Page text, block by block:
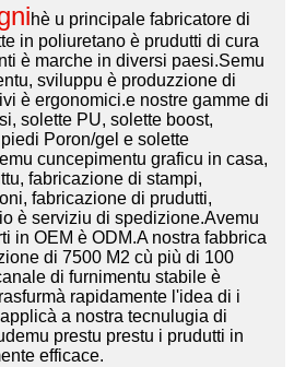
hè u principale fabricatore di
in poliuretano è prudutti di cura
è marche in diversi paesi.Semu
sviluppu è produzzione di
è ergonomici.e nostre gamme di
solette PU, solette boost,
Poron/gel e solette
cuncepimentu graficu in casa,
fabricazione di stampi,
fabricazione di prudutti,
è serviziu di spedizione.Avemu
in OEM è ODM.A nostra fabbrica
di 7500 M2 cù più di 100
di furnimentu stabile è
rapidamente l'idea di i
a nostra tecnulugia di
prestu prestu i prudutti in
efficace.